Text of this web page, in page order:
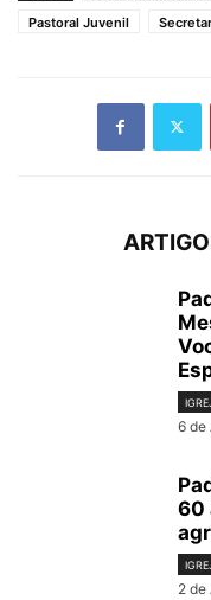
Pastoral Juvenil
6 de
60
2 de